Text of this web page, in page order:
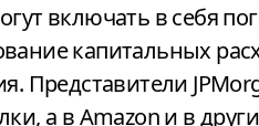
включать в себя
капитальных
Представители
а в Amazon и в